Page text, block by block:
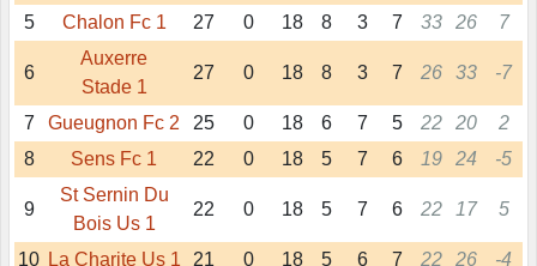
5
Chalon Fc 1 27 0 18 8 3 7 33 26 7
6
Auxerre
Stade 1
27 0 18 8 3 7 26 33 -7
7 Gueugnon Fc 2 25 0 18 6 7 5 22 20
2
8
Sens Fc 1 22 0 18 5 7 6 19 24 -5
9
St Sernin Du
Bois Us 1
22 0 18 5 7 6 22 17 5
10 La Charite Us 1 21 0 18 5 6 7 22 26 -4